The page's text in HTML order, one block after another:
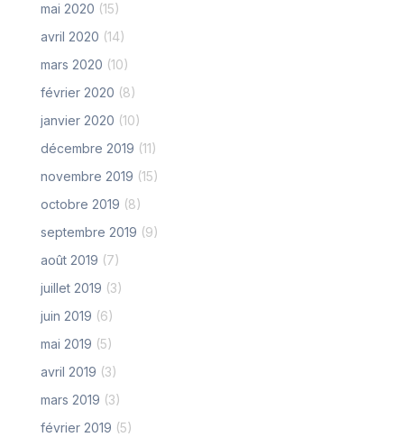
mai 2020 (15)
avril 2020 (14)
mars 2020 (10)
février 2020 (8)
janvier 2020 (10)
décembre 2019 (11)
novembre 2019 (15)
octobre 2019 (8)
septembre 2019 (9)
août 2019 (7)
juillet 2019 (3)
juin 2019 (6)
mai 2019 (5)
avril 2019 (3)
mars 2019 (3)
février 2019 (5)